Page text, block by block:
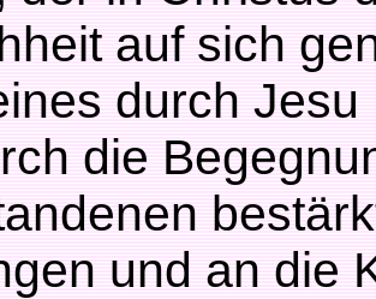
auf sich
durch
die
und an die